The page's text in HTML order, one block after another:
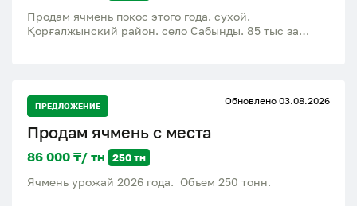
Продам ячмень покос этого года. сухой.
Қорғалжынский район. село Сабынды. 85 тыс за
ПРЕДЛОЖЕНИЕ Обновлено 03.08.2026
Продам ячмень с места
86 000 ₸/ тн 250 тн
Ячмень урожай 2026 года. Объем 250 тонн.